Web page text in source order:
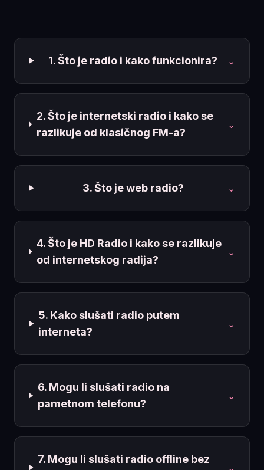
1. Što je radio i kako funkcionira? ⌄
2. Što je internetski radio i kako se
razlikuje od klasičnog FM-a?
⌄
3. Što je web radio? ⌄
4. Što je HD Radio i kako se razlikuje
od internetskog radija?
⌄
5. Kako slušati radio putem
interneta?
⌄
6. Mogu li slušati radio na
pametnom telefonu?
⌄
7. Mogu li slušati radio offline bez
⌄